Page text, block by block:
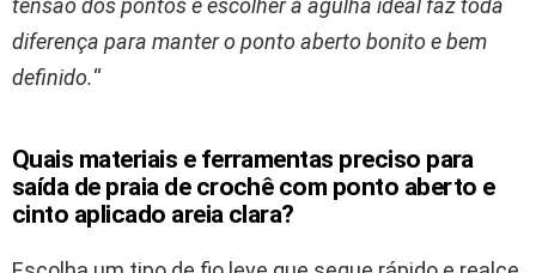
diferença para manter o ponto aberto bonito e bem
definido.“
Quais materiais e ferramentas preciso para
saída de praia de crochê com ponto aberto e
cinto aplicado areia clara?